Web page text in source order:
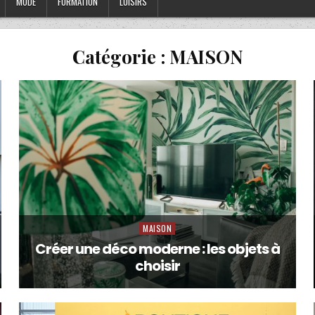
Catégorie : MAISON
Posted
MAISON
Créer une déco moderne : les objets à
choisir